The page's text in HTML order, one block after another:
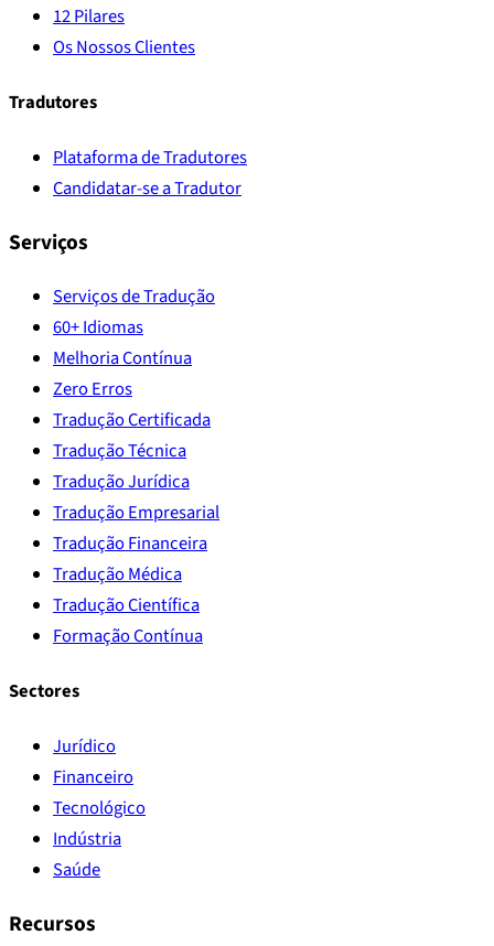
12 Pilares
Os Nossos Clientes
Tradutores
Plataforma de Tradutores
Candidatar-se a Tradutor
Serviços
Serviços de Tradução
60+ Idiomas
Melhoria Contínua
Zero Erros
Tradução Certificada
Tradução Técnica
Tradução Jurídica
Tradução Empresarial
Tradução Financeira
Tradução Médica
Tradução Científica
Formação Contínua
Sectores
Jurídico
Financeiro
Tecnológico
Indústria
Saúde
Recursos